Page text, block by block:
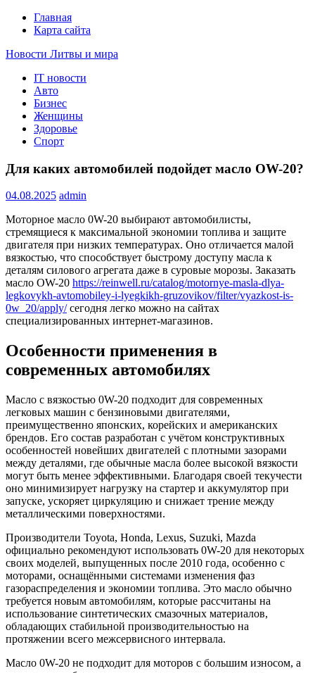
Главная
Карта сайта
Новости Литвы и мира
Свежие события и главные новости часа Литвы и мира на
портале EUROLITVA.RU
IT новости
Авто
Бизнес
Женщины
Здоровье
Спорт
Для каких автомобилей подойдет масло OW-20?
04.08.2025 admin
Моторное масло 0W-20 выбирают автомобилисты,
стремящиеся к максимальной экономии топлива и защите
двигателя при низких температурах. Оно отличается малой
вязкостью, что способствует быстрому доступу масла к
деталям силового агрегата даже в суровые морозы. Заказать
масло OW-20 https://reinwell.ru/catalog/motornye-masla-dlya-
legkovykh-avtomobiley-i-lyegkikh-gruzovikov/filter/vyazkost-is-
0w_20/apply/сегодня легко можно на сайтах
специализированных интернет-магазинов.
Особенности применения в
современных автомобилях
Масло с вязкостью 0W-20 подходит для современных
легковых машин с бензиновыми двигателями,
преимущественно японских, корейских и американских
брендов. Его состав разработан с учётом конструктивных
особенностей новейших двигателей с плотными зазорами
между деталями, где обычные масла более высокой вязкости
могут быть менее эффективными. Благодаря своей текучести
оно минимизирует нагрузку на стартер и аккумулятор при
запуске, ускоряет циркуляцию и снижает трение между
металлическими поверхностями.
Производители Toyota, Honda, Lexus, Suzuki, Mazda
официально рекомендуют использовать 0W-20 для некоторых
своих моделей, выпущенных после 2010 года, особенно с
моторами, оснащёнными системами изменения фаз
газораспределения и экономии топлива. Это масло обычно
требуется новым автомобилям, которые рассчитаны на
использование синтетических смазочных материалов,
обладающих стабильной производительностью на
протяжении всего межсервисного интервала.
Масло 0W-20 не подходит для моторов с большим износом, а